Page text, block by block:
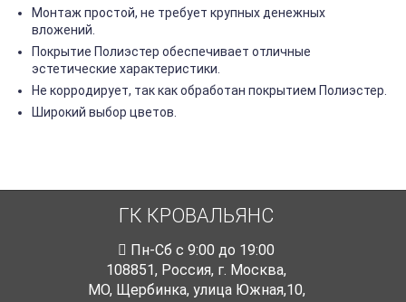
Монтаж простой, не требует крупных денежных
вложений.
Покрытие Полиэстер обеспечивает отличные
эстетические характеристики.
Не корродирует, так как обработан покрытием Полиэстер.
Широкий выбор цветов.
ГК КРОВАЛЬЯНС
Пн-Cб с 9:00 до 19:00
108851, Россия, г. Москва,
МО, Щербинка, улица Южная,10,